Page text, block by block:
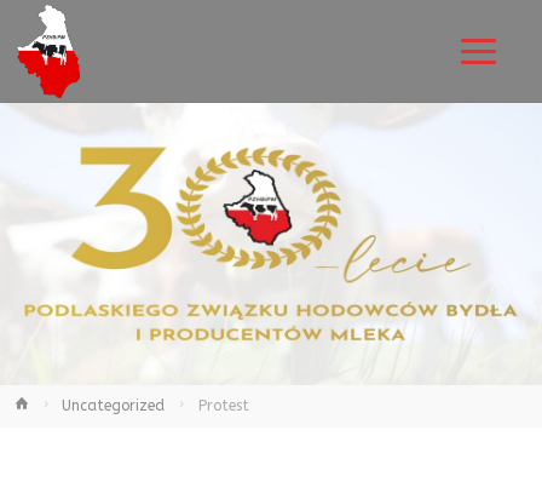
Bydła i
Producentów
Mleka
Uncategorized Protest